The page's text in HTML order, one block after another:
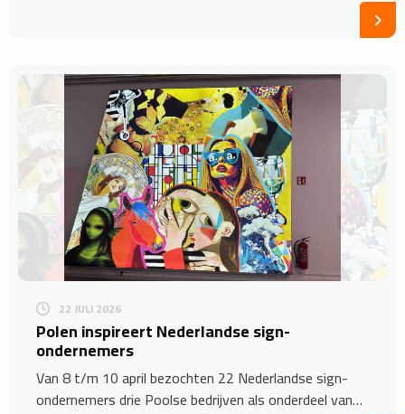
22 JULI 2026
Polen inspireert Nederlandse sign-
ondernemers
Van 8 t/m 10 april bezochten 22 Nederlandse sign-
ondernemers drie Poolse bedrijven als onderdeel van…